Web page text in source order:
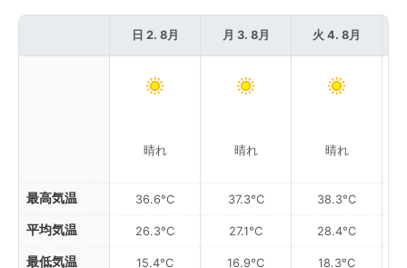
最高気温
平均気温
最低気温
日 2. 8月
晴れ
36.6°C
26.3°C
15.4°C
月 3. 8月
晴れ
37.3°C
27.1°C
16.9°C
火 4. 8月
晴れ
38.3°C
28.4°C
18.3°C